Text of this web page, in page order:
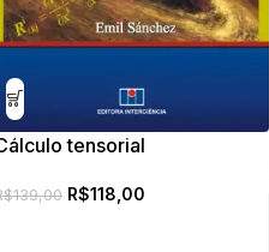
tensorial
139,00 R$118,00